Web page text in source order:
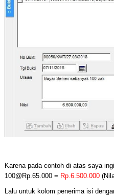
Karena pada contoh di atas saya
100@Rp.65.000 = Rp.6.500.000
Lalu untuk kolom penerima isi